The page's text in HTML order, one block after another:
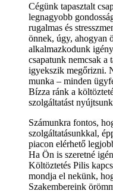
Cégünk tapasztalt
legnagyobb
rugalmas és
önnek, úgy, ahogyan
alkalmazkodunk
csapatunk nemcsak a
igyekszik megőrizni.
munka – minden
Bízza ránk a
szolgáltatást
Számunkra fontos,
szolgáltatásunkkal,
piacon elérhető
Ha Ön is szeretné
Költöztetés Pilis
mondja el nekünk,
Szakembereink